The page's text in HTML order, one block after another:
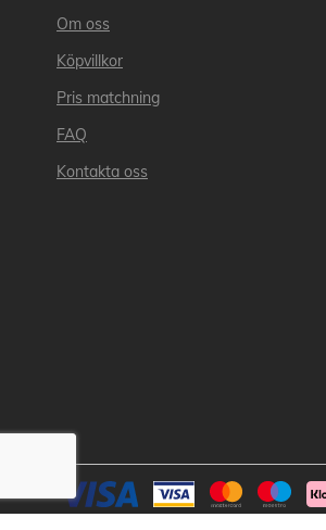
Om oss
Köpvillkor
Pris matchning
FAQ
Kontakta oss